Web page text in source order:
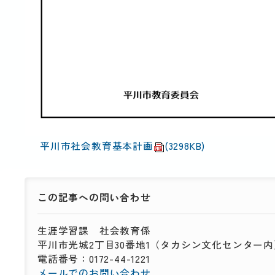
平川市社会教育基本計画 (3298KB)
この記事への問い合わせ
生涯学習課 社会教育係
平川市光城2丁目30番地1（タカシン文化センター
電話番号：0172-44-1221